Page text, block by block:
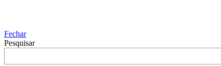
Fechar
Pesquisar